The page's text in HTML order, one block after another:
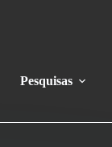
Pesquisas